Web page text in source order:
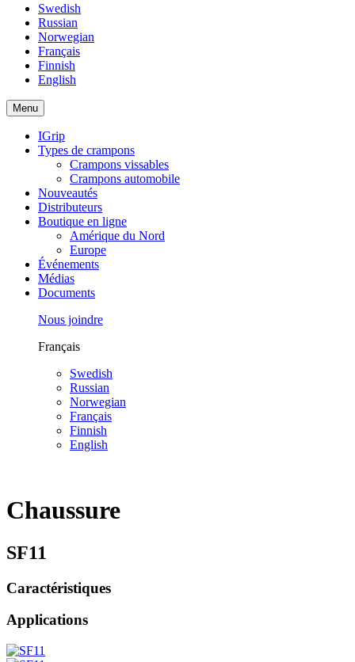
Swedish
Russian
Norwegian
Français
Finnish
English
Menu
IGrip
Types de crampons
Crampons vissables
Crampons automobile
Nouveautés
Distributeurs
Boutique en ligne
Amérique du Nord
Europe
Événements
Médias
Documents
Nous joindre
Français
Swedish
Russian
Norwegian
Français
Finnish
English
Chaussure
SF11
Caractéristiques
Applications